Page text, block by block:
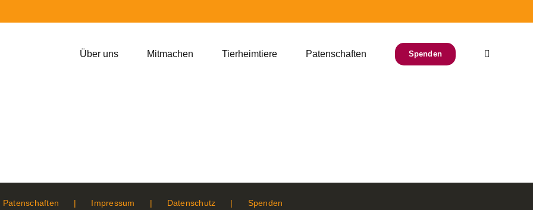
Über uns Mitmachen Tierheimtiere Patenschaften Spenden
Patenschaften Impressum Datenschutz Spenden